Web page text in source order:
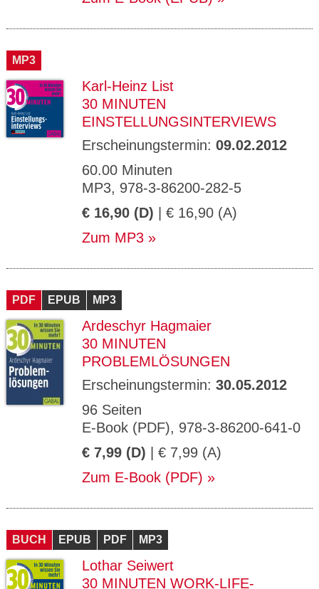
MP3
Karl-Heinz List
30 MINUTEN
EINSTELLUNGSINTERVIEWS
Erscheinungstermin: 09.02.2012
60.00 Minuten
MP3, 978-3-86200-282-5
€ 16,90 (D) | € 16,90 (A)
Zum MP3
PDF EPUB MP3
Ardeschyr Hagmaier
30 MINUTEN
PROBLEMLÖSUNGEN
Erscheinungstermin: 30.05.2012
96 Seiten
E-Book (PDF), 978-3-86200-641-0
€ 7,99 (D) | € 7,99 (A)
Zum E-Book (PDF)
BUCH EPUB PDF MP3
Lothar Seiwert
30 MINUTEN WORK-LIFE-